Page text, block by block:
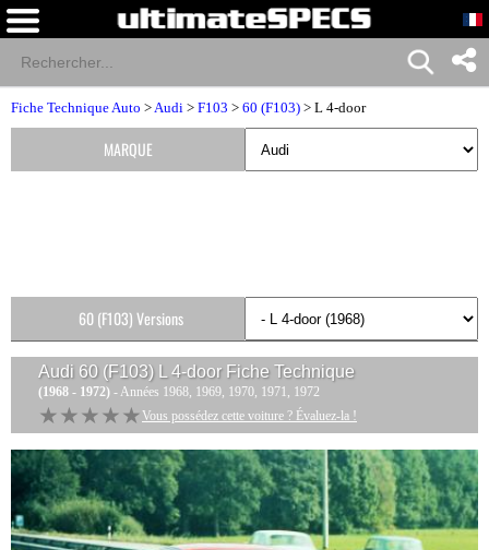
Fiche Technique Auto >Audi > F103 > 60 (F103) > L 4-door
Audi 60 (F103) L 4-doorFiche Technique
(1968 - 1972) - Années 1968, 1969, 1970, 1971, 1972
★★★★★
★★★★★ Vous possédez cette voiture ? Évaluez-la !
MARQUE
60 (F103) Versions